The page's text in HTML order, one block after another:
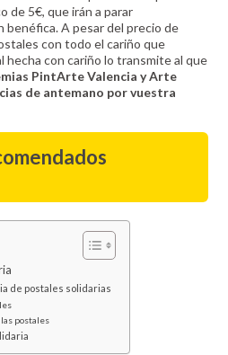
de 5€, que irán a parar
benéfica. A pesar del precio de
con todo el cariño que
hecha con cariño lo transmite al que
PintArte Valencia y Arte
de antemano por vuestra
de postales solidarias
postales